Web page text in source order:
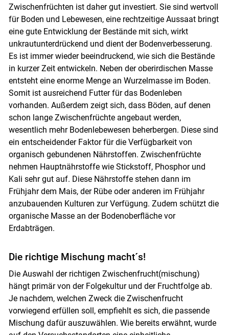
Zwischenfrüchten ist daher gut investiert. Sie sind wertvoll
für Boden und Lebewesen, eine rechtzeitige Aussaat bringt
eine gute Entwicklung der Bestände mit sich, wirkt
unkrautunterdrückend und dient der Bodenverbesserung.
Es ist immer wieder beeindruckend, wie sich die Bestände
in kurzer Zeit entwickeln. Neben der oberirdischen Masse
entsteht eine enorme Menge an Wurzelmasse im Boden.
Somit ist ausreichend Futter für das Bodenleben
vorhanden. Außerdem zeigt sich, dass Böden, auf denen
schon lange Zwischenfrüchte angebaut werden,
wesentlich mehr Bodenlebewesen beherbergen. Diese sind
ein entscheidender Faktor für die Verfügbarkeit von
organisch gebundenen Nährstoffen. Zwischenfrüchte
nehmen Hauptnährstoffe wie Stickstoff, Phosphor und
Kali sehr gut auf. Diese Nährstoffe stehen dann im
Frühjahr dem Mais, der Rübe oder anderen im Frühjahr
anzubauenden Kulturen zur Verfügung. Zudem schützt die
organische Masse an der Bodenoberfläche vor
Erdabträgen.
Die richtige Mischung macht´s!
Die Auswahl der richtigen Zwischenfrucht(mischung)
hängt primär von der Folgekultur und der Fruchtfolge ab.
Je nachdem, welchen Zweck die Zwischenfrucht
vorwiegend erfüllen soll, empfiehlt es sich, die passende
Mischung dafür auszuwählen. Wie bereits erwähnt, wurde